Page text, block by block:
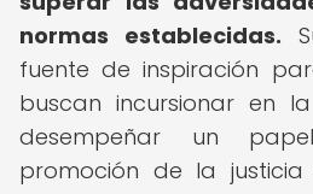
normas establecidas.
fuente de inspiración
buscan incursionar en
desempeñar un
promoción de la